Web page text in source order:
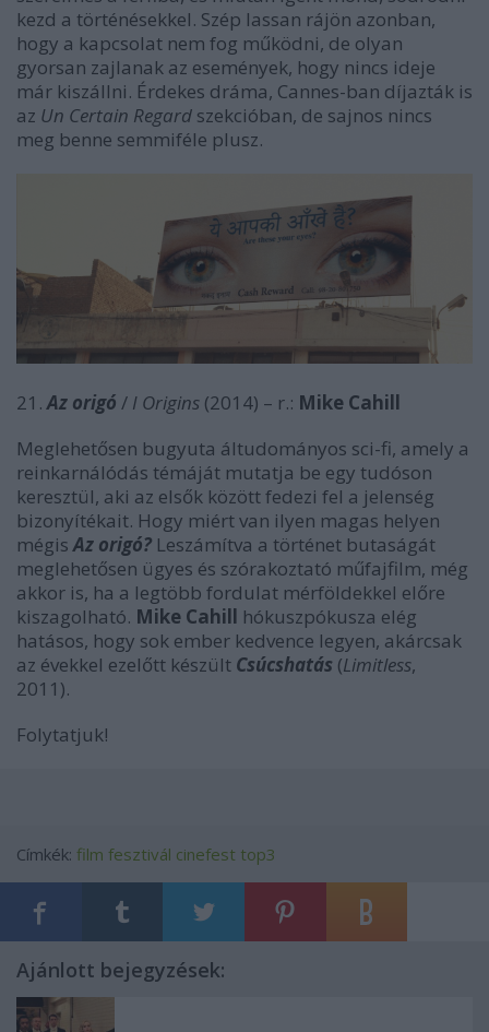
kezd a történésekkel. Szép lassan rájön azonban,
hogy a kapcsolat nem fog működni, de olyan
gyorsan zajlanak az események, hogy nincs ideje
már kiszállni. Érdekes dráma, Cannes-ban díjazták is
az Un Certain Regard szekcióban, de sajnos nincs
meg benne semmiféle plusz.
21.Az origó / I Origins (2014) – r.: Mike Cahill
Meglehetősen bugyuta áltudományos sci-fi, amely a
reinkarnálódás témáját mutatja be egy tudóson
keresztül, aki az elsők között fedezi fel a jelenség
bizonyítékait. Hogy miért van ilyen magas helyen
mégisAz origó? Leszámítva a történet butaságát
meglehetősen ügyes és szórakoztató műfajfilm, még
akkor is, ha a legtöbb fordulat mérföldekkel előre
kiszagolható. Mike Cahill hókuszpókusza elég
hatásos, hogy sok ember kedvence legyen, akárcsak
az évekkel ezelőtt készült Csúcshatás (Limitless,
2011).
Folytatjuk!
Címkék: film fesztivál cinefest top3
Ajánlott bejegyzések: